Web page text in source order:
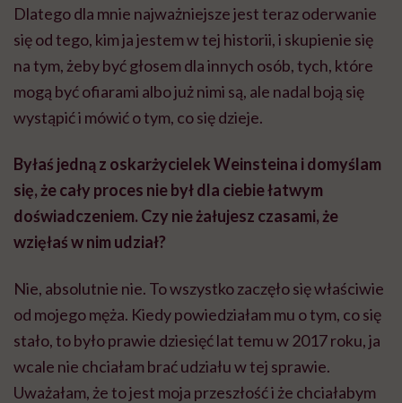
Dlatego dla mnie najważniejsze jest teraz oderwanie
się od tego, kim ja jestem w tej historii, i skupienie się
na tym, żeby być głosem dla innych osób, tych, które
mogą być ofiarami albo już nimi są, ale nadal boją się
wystąpić i mówić o tym, co się dzieje.
Byłaś jedną z oskarżycielek Weinsteina i domyślam
się, że cały proces nie był dla ciebie łatwym
doświadczeniem. Czy nie żałujesz czasami, że
wzięłaś w nim udział?
Nie, absolutnie nie. To wszystko zaczęło się właściwie
od mojego męża. Kiedy powiedziałam mu o tym, co się
stało, to było prawie dziesięć lat temu w 2017 roku, ja
wcale nie chciałam brać udziału w tej sprawie.
Uważałam, że to jest moja przeszłość i że chciałabym